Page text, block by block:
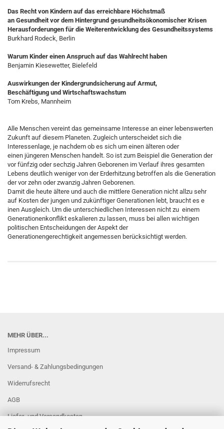
Das Recht von Kindern auf das erreichbare Höchstmaß
an Gesundheit vor dem Hintergrund gesundheitsökonomischer Krisen
Herausforderungen für die Weiterentwicklung des Gesundheitssystems
Burkhard Rodeck, Berlin
Warum Kinder einen Anspruch auf das Wahlrecht haben
Benjamin Kiesewetter, Bielefeld
Auswirkungen der Kindergrundsicherung auf Armut,
Beschäftigung und Wirtschaftswachstum
Tom Krebs, Mannheim
Alle Menschen vereint das gemeinsame Interesse an einer lebenswerten
Zukunft auf diesem Planeten. Zugleich unterscheidet sich die
Interessenlage, je nachdem ob es sich um einen älteren oder
einen jüngeren Menschen handelt. So ist zum Beispiel die Generation der
vor fünfzig oder sechzig Jahren Geborenen im Verlauf ihres gesamten
Lebens deutlich weniger von der Erderhitzung betroffen als die Generation
der vor zehn oder zwanzig Jahren Geborenen.
Damit die heute ältere und auch die mittlere Generation nicht allzu sehr
auf Kosten der jungen und zukünftiger Generationen lebt, braucht es e
inen Ausgleich. Um die unterschiedlichen Interessen nicht zu einem
Generationenkonflikt eskalieren zu lassen, muss bei allen wichtigen
politischen Entscheidungen der Aspekt der
Generationengerechtigkeit angemessen berücksichtigt werden.
MEHR ÜBER...
Impressum
Versand- & Zahlungsbedingungen
Widerrufsrecht
AGB
Liefer- und Versandkosten